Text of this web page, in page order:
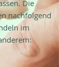
erstellt.
jeden
Die
nachfolgend
im